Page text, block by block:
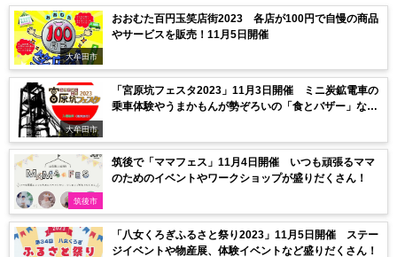
大牟田市
おおむた百円玉笑店街2023 各店が100円で自慢の商品
やサービスを販売！11月5日開催
大牟田市
「宮原坑フェスタ2023」11月3日開催 ミニ炭鉱電車の
乗車体験やうまかもんが勢ぞろいの「食とバザー」な
筑後市
筑後で「ママフェス」11月4日開催 いつも頑張るママ
のためのイベントやワークショップが盛りだくさん！
「八女くろぎふるさと祭り2023」11月5日開催 ステー
ジイベントや物産展、体験イベントなど盛りだくさん！